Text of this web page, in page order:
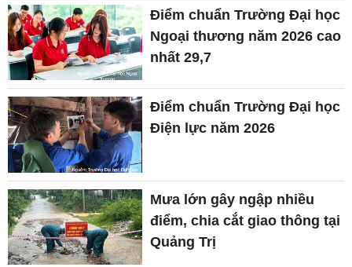
Điểm chuẩn Trường Đại học
Ngoại thương năm 2026 cao
nhất 29,7
Điểm chuẩn Trường Đại học
Điện lực năm 2026
Mưa lớn gây ngập nhiều
điểm, chia cắt giao thông tại
Quảng Trị